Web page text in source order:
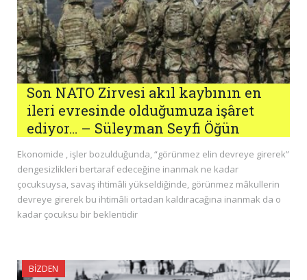
Son NATO Zirvesi akıl kaybının en
ileri evresinde olduğumuza işâret
ediyor… – Süleyman Seyfi Öğün
Ekonomide , işler bozulduğunda, “görünmez elin devreye girerek”
dengesizlikleri bertaraf edeceğine inanmak ne kadar
çocuksuysa, savaş ihtimâli yükseldiğinde, görünmez mâkullerin
devreye girerek bu ihtimâli ortadan kaldıracağına inanmak da o
kadar çocuksu bir beklentidir
BIZDEN